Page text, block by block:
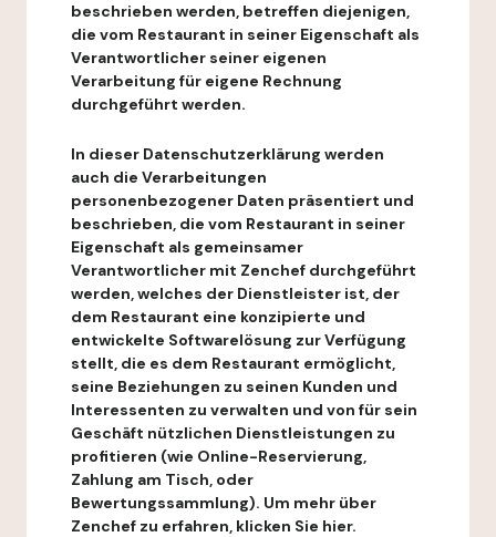
beschrieben werden, betreffen diejenigen,
die vom Restaurant in seiner Eigenschaft als
Verantwortlicher seiner eigenen
Verarbeitung für eigene Rechnung
durchgeführt werden.
In dieser Datenschutzerklärung werden
auch die Verarbeitungen
personenbezogener Daten präsentiert und
beschrieben, die vom Restaurant in seiner
Eigenschaft als gemeinsamer
Verantwortlicher mit Zenchef durchgeführt
werden, welches der Dienstleister ist, der
dem Restaurant eine konzipierte und
entwickelte Softwarelösung zur Verfügung
stellt, die es dem Restaurant ermöglicht,
seine Beziehungen zu seinen Kunden und
Interessenten zu verwalten und von für sein
Geschäft nützlichen Dienstleistungen zu
profitieren (wie Online-Reservierung,
Zahlung am Tisch, oder
Bewertungssammlung). Um mehr über
Zenchef zu erfahren, klicken Sie hier.